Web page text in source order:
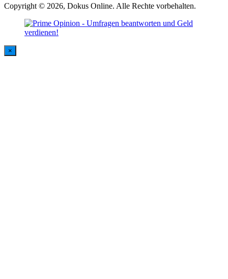
Copyright © 2026, Dokus Online. Alle Rechte vorbehalten.
×